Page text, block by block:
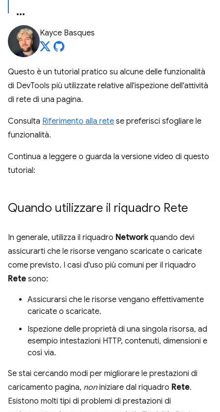
Kayce Basques
Questo è un tutorial pratico su alcune delle funzionalità
di DevTools più utilizzate relative all'ispezione dell'attività
di rete di una pagina.
Consulta Riferimento alla rete se preferisci sfogliare le
funzionalità.
Continua a leggere o guarda la versione video di questo
tutorial:
Quando utilizzare il riquadro Rete
In generale, utilizza il riquadro Networkquando devi
assicurarti che le risorse vengano scaricate o caricate
come previsto. I casi d'uso più comuni per il riquadro
Rete sono:
Assicurarsi che le risorse vengano effettivamente
caricate o scaricate.
Ispezione delle proprietà di una singola risorsa, ad
esempio intestazioni HTTP, contenuti, dimensioni e
così via.
Se stai cercando modi per migliorare le prestazioni di
caricamento pagina, noniniziare dal riquadro Rete.
Esistono molti tipi di problemi di prestazioni di